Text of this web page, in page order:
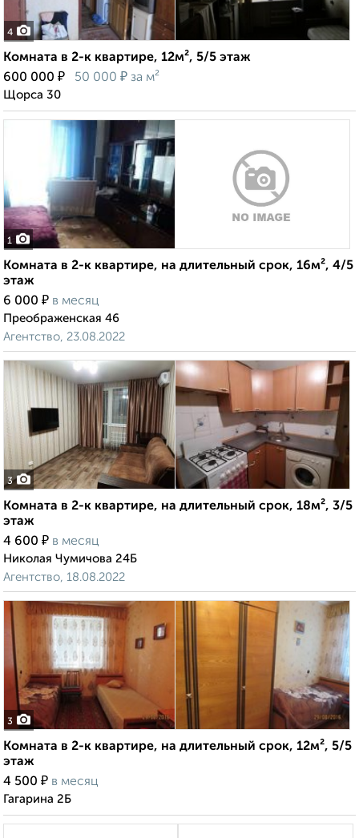
4
Комната в 2-к квартире, 12м², 5/5 этаж
600 000 ₽ 50 000 ₽ за м²
Щорса 30
1
Комната в 2-к квартире, на длительный срок, 16м², 4/5
этаж
6 000 ₽ в месяц
Преображенская 46
Агентство, 23.08.2022
3
Комната в 2-к квартире, на длительный срок, 18м², 3/5
этаж
4 600 ₽ в месяц
Николая Чумичова 24Б
Агентство, 18.08.2022
3
Комната в 2-к квартире, на длительный срок, 12м², 5/5
этаж
4 500 ₽ в месяц
Гагарина 2Б